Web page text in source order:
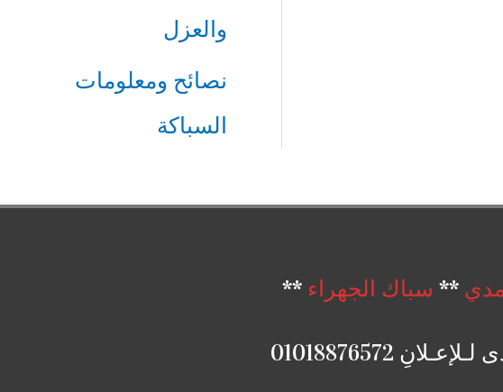
والعزل
نصائح ومعلومات
السباكة
** سباك الجهراء **
01018876572